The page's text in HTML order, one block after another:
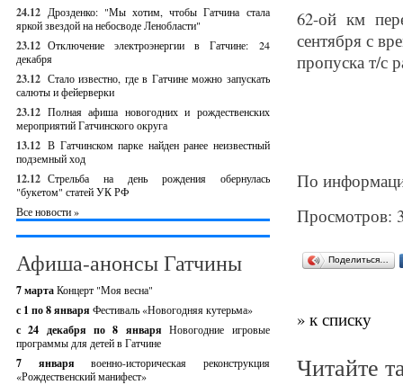
24.12 Дрозденко: "Мы хотим, чтобы Гатчина стала
яркой звездой на небосводе Ленобласти"
23.12 Отключение электроэнергии в Гатчине: 24
декабря
23.12 Стало известно, где в Гатчине можно запускать
салюты и фейерверки
23.12 Полная афиша новогодних и рождественских
мероприятий Гатчинского округа
13.12 В Гатчинском парке найден ранее неизвестный
подземный ход
12.12 Стрельба на день рождения обернулась
"букетом" статей УК РФ
Все новости »
Афиша-анонсы Гатчины
7 мартаКонцерт "Моя весна"
с 1 по 8 января Фестиваль «Новогодняя кутерьма»
с 24 декабря по 8 январяНовогодние игровые
программы для детей в Гатчине
7 январявоенно-историческая реконструкция
«Рождественский манифест»
62-ой км
сентября с
пропуска т/с
По
Просмотров:
Поделиться…
» к списку
Читайте